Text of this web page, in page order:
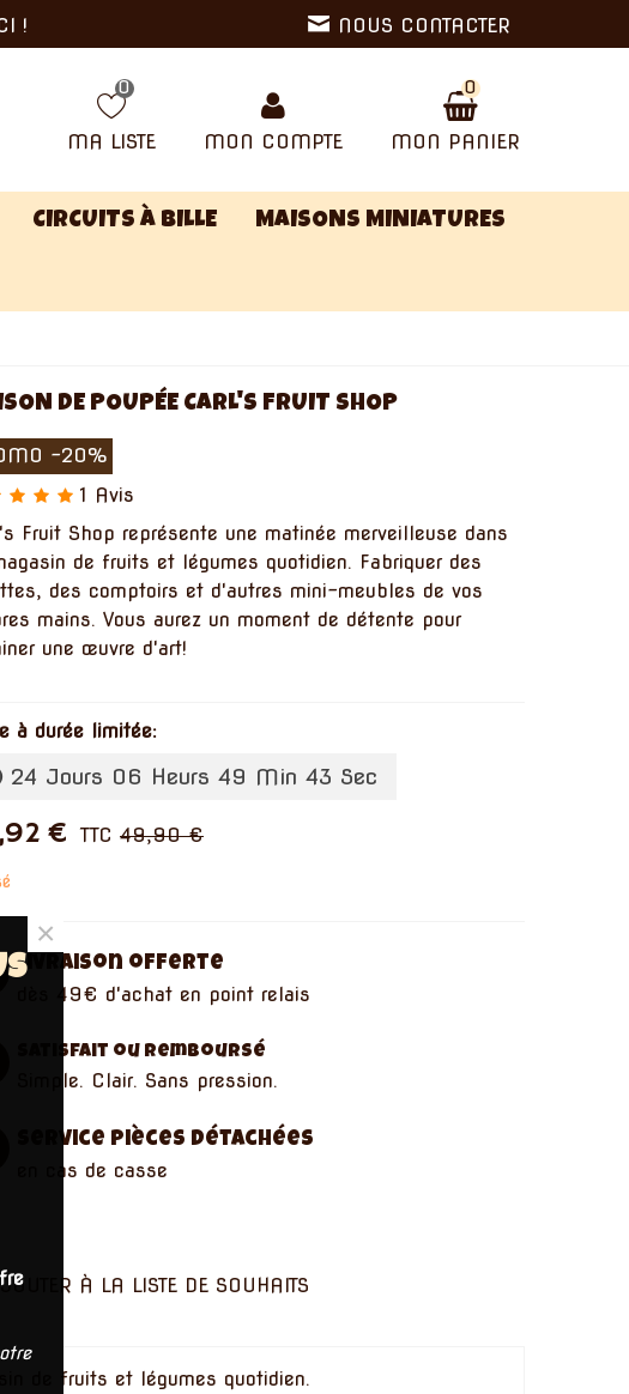
! NOUS CONTACTER
0
MA LISTE MON COMPTE
0
MON PANIER
CIRCUITS À BILLE MAISONS MINIATURES
DE POUPÉE CARL'S FRUIT SHOP
-20%
1 Avis
Fruit Shop représente une matinée merveilleuse dans
de fruits et légumes quotidien. Fabriquer des
des comptoirs et d'autres mini-meubles de vos
mains. Vous aurez un moment de détente pour
une œuvre d'art!
à durée limitée:
24 Jours 06 Heurs 49 Min 43 Sec
€ TTC 49,90 €
Livraison offerte
dès 49€ d'achat en point relais
Satisfait ou remboursé
Simple. Clair. Sans pression.
Service pièces détachées
en cas de casse
À LA LISTE DE SOUHAITS
de fruits et légumes quotidien.
×